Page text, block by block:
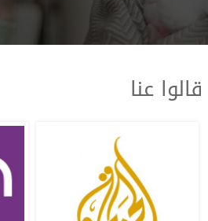
قالوا عنا